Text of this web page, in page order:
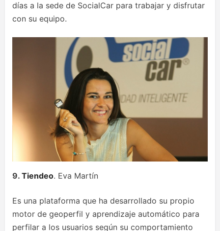
días a la sede de SocialCar para trabajar y disfrutar
con su equipo.
9. Tiendeo. Eva Martín
Es una plataforma que ha desarrollado su propio
motor de geoperfil y aprendizaje automático para
perfilar a los usuarios según su comportamiento